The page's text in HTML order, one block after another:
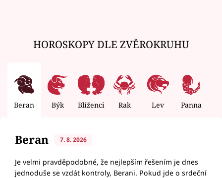
HOROSKOPY DLE ZVĚROKRUHU
Beran Býk Blíženci Rak Lev Panna
Beran 7. 8. 2026
Je velmi pravděpodobné, že nejlepším řešením je dnes
jednoduše se vzdát kontroly, Berani. Pokud jde o srdeční